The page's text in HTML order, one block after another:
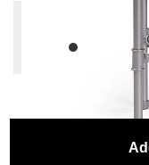
Change configuration